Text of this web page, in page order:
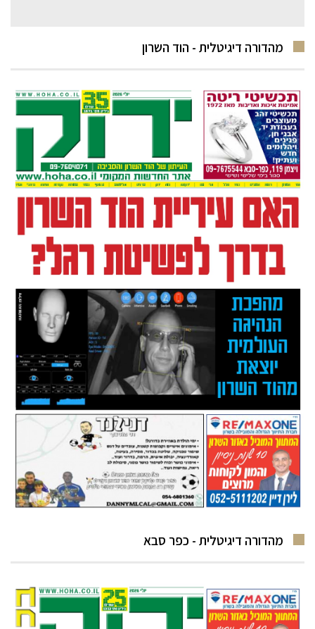
מהדורה דיגיטלית - הוד השרון
מהדורה דיגיטלית - כפר סבא